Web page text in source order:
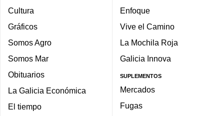
Cultura
Gráficos
Somos Agro
Somos Mar
Obituarios
La Galicia Económica
El tiempo
Enfoque
Vive el Camino
La Mochila Roja
Galicia Innova
SUPLEMENTOS
Mercados
Fugas